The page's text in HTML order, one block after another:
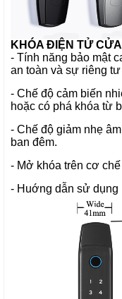
KHÓA ĐIỆN TỬCỬA
- Tính năng bảo mật
an toàn và sự riêng
- Chế độ cảm biến
hoặc có phá khóa từ
- Chế độ giảm nhẹ
ban đêm.
- Mở khóa trên cơ
- Huớng dẫn sử dụng